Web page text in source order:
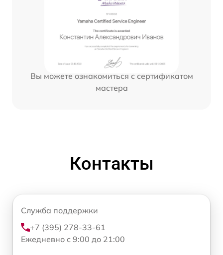
Вы можете ознакомиться с сертификатом
мастера
Контакты
Служба поддержки
+7 (395) 278-33-61
Ежедневно с 9:00 до 21:00